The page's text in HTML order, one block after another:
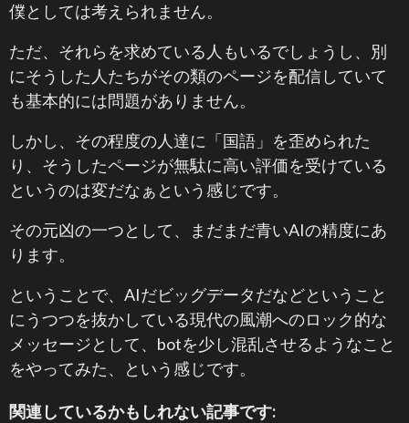
僕としては考えられません。
ただ、それらを求めている人もいるでしょうし、別
にそうした人たちがその類のページを配信していて
も基本的には問題がありません。
しかし、その程度の人達に「国語」を歪められた
り、そうしたページが無駄に高い評価を受けている
というのは変だなぁという感じです。
その元凶の一つとして、まだまだ青いAIの精度にあ
ります。
ということで、AIだビッグデータだなどということ
にうつつを抜かしている現代の風潮へのロック的な
メッセージとして、botを少し混乱させるようなこと
をやってみた、という感じです。
関連しているかもしれない記事です: